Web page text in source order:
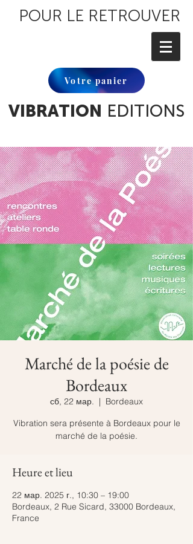
POUR LE RETROUVER
Votre panier
VIBRATION EDITIONS
Marché de la poésie de
Bordeaux
сб, 22 мар.
  |
Bordeaux
Vibration sera présente à Bordeaux pour le
marché de la poésie.
Heure et lieu
22 мар. 2025 г., 10:30 – 19:00
Bordeaux, 2 Rue Sicard, 33000 Bordeaux,
France